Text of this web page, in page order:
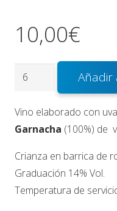
10,00€
Ecce
Garnacha
Viñas
cantidad
Añadir
Vino elaborado con
Garnacha (100%) de
Crianza en barrica de
Graduación 14% Vol.
Temperatura de